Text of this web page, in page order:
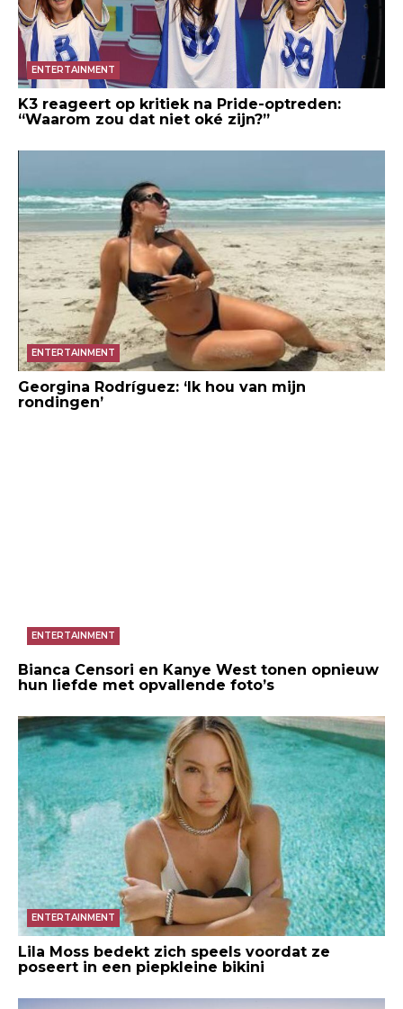
ENTERTAINMENT
K3 reageert op kritiek na Pride-optreden:
“Waarom zou dat niet oké zijn?”
ENTERTAINMENT
Georgina Rodríguez: ‘Ik hou van mijn
rondingen’
ENTERTAINMENT
Bianca Censori en Kanye West tonen opnieuw
hun liefde met opvallende foto’s
ENTERTAINMENT
Lila Moss bedekt zich speels voordat ze
poseert in een piepkleine bikini